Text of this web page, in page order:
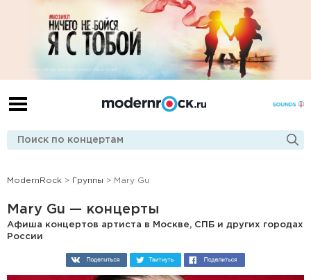
ModernRock > Группы > Mary Gu
Mary Gu — концерты
Афиша концертов артиста в Москве, СПБ и других городах
России